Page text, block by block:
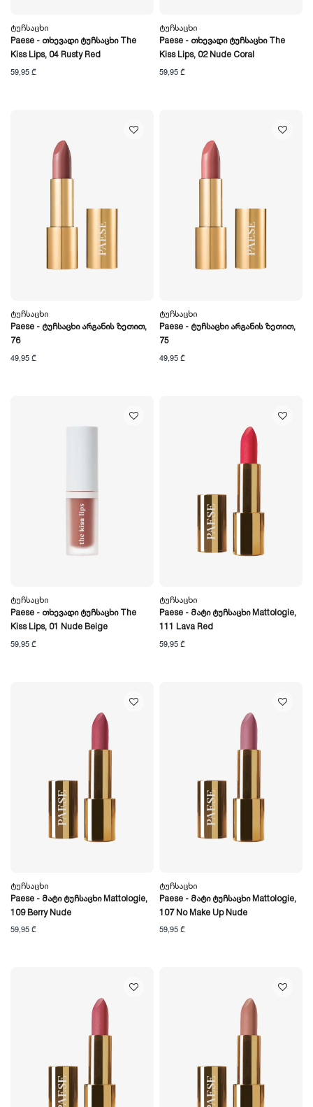
Ტუჩსაცხი
Paese - Თხევადი Ტუჩსაცხი The
Kiss Lips, 04 Rusty Red
59,95 ₾
Ტუჩსაცხი
Paese - Თხევადი Ტუჩსაცხი The
Kiss Lips, 02 Nude Coral
59,95 ₾
Ტუჩსაცხი
Paese - Ტუჩსაცხი Არგანის Ზეთით,
76
49,95 ₾
Ტუჩსაცხი
Paese - Ტუჩსაცხი Არგანის Ზეთით,
75
49,95 ₾
Ტუჩსაცხი
Paese - Თხევადი Ტუჩსაცხი The
Kiss Lips, 01 Nude Beige
59,95 ₾
Ტუჩსაცხი
Paese - Მატი Ტუჩსაცხი Mattologie,
111 Lava Red
59,95 ₾
Ტუჩსაცხი
Paese - Მატი Ტუჩსაცხი Mattologie,
109 Berry Nude
59,95 ₾
Ტუჩსაცხი
Paese - Მატი Ტუჩსაცხი Mattologie,
107 No Make Up Nude
59,95 ₾